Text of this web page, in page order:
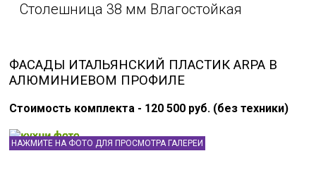
Столешница 38 мм Влагостойкая
ФАСАДЫ ИТАЛЬЯНСКИЙ ПЛАСТИК ARPA В
АЛЮМИНИЕВОМ ПРОФИЛЕ
Стоимость комплекта - 120 500 руб. (без техники)
НАЖМИТЕ НА ФОТО ДЛЯ ПРОСМОТРА ГАЛЕРЕИ